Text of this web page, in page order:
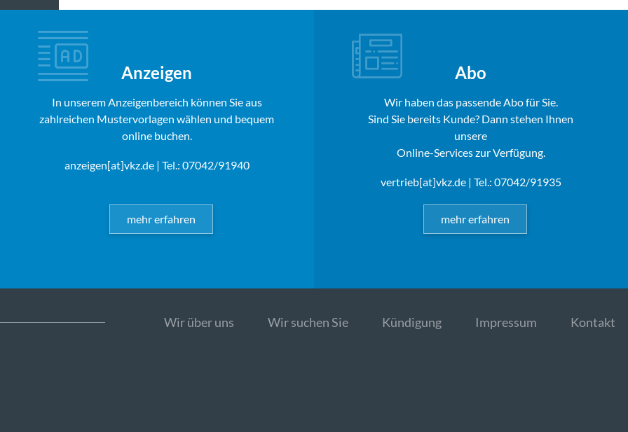
Anzeigen
In unserem Anzeigenbereich können Sie aus
zahlreichen Mustervorlagen wählen und bequem
online buchen.
anzeigen[at]vkz.de| Tel.: 07042/91940
mehr erfahren
Abo
Wir haben das passende Abo für Sie.
Sind Sie bereits Kunde? Dann stehen Ihnen
unsere
Online-Services zur Verfügung.
vertrieb[at]vkz.de| Tel.: 07042/91935
mehr erfahren
Wir über uns Wir suchen Sie Kündigung Impressum Kontakt